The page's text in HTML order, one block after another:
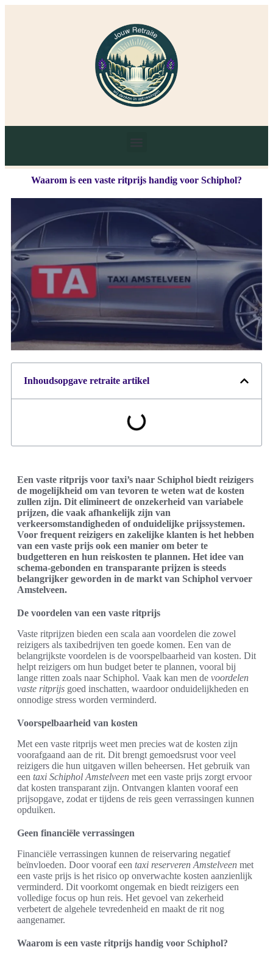
Waarom is een vaste ritprijs handig voor Schiphol?
Inhoudsopgave retraite artikel
Een vaste ritprijs voor taxi’s naar Schiphol biedt reizigers
de mogelijkheid om van tevoren te weten wat de kosten
zullen zijn. Dit elimineert de onzekerheid van variabele
prijzen, die vaak afhankelijk zijn van
verkeersomstandigheden of onduidelijke prijssystemen.
Voor frequent reizigers en zakelijke klanten is het hebben
van een vaste prijs ook een manier om beter te
budgetteren en hun reiskosten te plannen. Het idee van
schema-gebonden en transparante prijzen is steeds
belangrijker geworden in de markt van Schiphol vervoer
Amstelveen.
De voordelen van een vaste ritprijs
Vaste ritprijzen bieden een scala aan voordelen die zowel
reizigers als taxibedrijven ten goede komen. Een van de
belangrijkste voordelen is de voorspelbaarheid van kosten. Dit
helpt reizigers om hun budget beter te plannen, vooral bij
lange ritten zoals naar Schiphol. Vaak kan men de voordelen
vaste ritprijs goed inschatten, waardoor onduidelijkheden en
onnodige stress worden verminderd.
Voorspelbaarheid van kosten
Met een vaste ritprijs weet men precies wat de kosten zijn
voorafgaand aan de rit. Dit brengt gemoedsrust voor veel
reizigers die hun uitgaven willen beheersen. Het gebruik van
een taxi Schiphol Amstelveen met een vaste prijs zorgt ervoor
dat kosten transparant zijn. Ontvangen klanten vooraf een
prijsopgave, zodat er tijdens de reis geen verrassingen kunnen
opduiken.
Geen financiële verrassingen
Financiële verrassingen kunnen de reiservaring negatief
beïnvloeden. Door vooraf een taxi reserveren Amstelveen met
een vaste prijs is het risico op onverwachte kosten aanzienlijk
verminderd. Dit voorkomt ongemak en biedt reizigers een
volledige focus op hun reis. Het gevoel van zekerheid
verbetert de algehele tevredenheid en maakt de rit nog
aangenamer.
Waarom is een vaste ritprijs handig voor Schiphol?